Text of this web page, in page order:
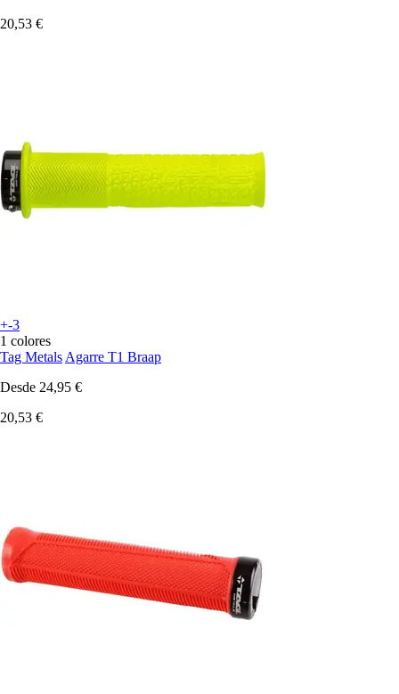
20,53 €
+-3
1 colores
Tag Metals Agarre T1 Braap
Desde 24,95 €
20,53 €